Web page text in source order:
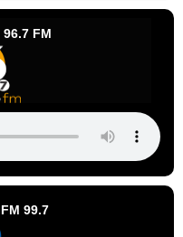
FM
99.7